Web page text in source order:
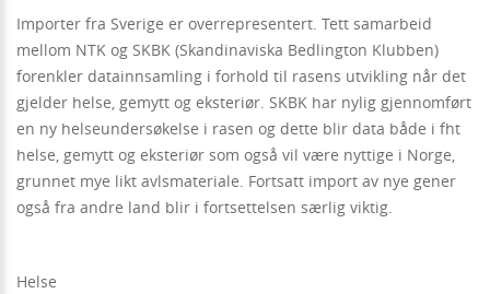
Importer fra Sverige er overrepresentert. Tett samarbeid
mellom NTK og SKBK (Skandinaviska Bedlington Klubben)
forenkler datainnsamling i forhold til rasens utvikling når det
gjelder helse, gemytt og eksteriør. SKBK har nylig gjennomført
en ny helseundersøkelse i rasen og dette blir data både i fht
helse, gemytt og eksteriør som også vil være nyttige i Norge,
grunnet mye likt avlsmateriale. Fortsatt import av nye gener
også fra andre land blir i fortsettelsen særlig viktig.
Helse